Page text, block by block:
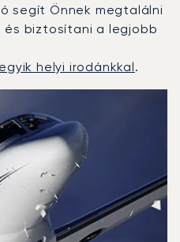
segít Önnek megtalálni
biztosítani a legjobb
helyi irodánkkal.
típus
(csomó)